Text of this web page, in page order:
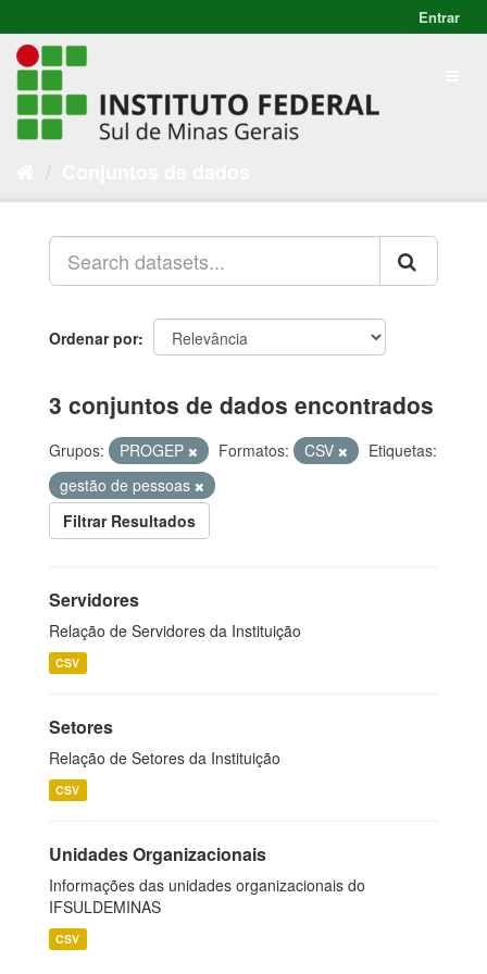
Entrar
Ordenar por
3 conjuntos de dados encontrados
Grupos: PROGEP Formatos: CSV
Etiquetas:
gestão de pessoas
Filtrar Resultados
Servidores
Relação de Servidores da Instituição
CSV
Setores
Relação de Setores da Instituição
CSV
Unidades Organizacionais
Informações das unidades organizacionais do
IFSULDEMINAS
CSV